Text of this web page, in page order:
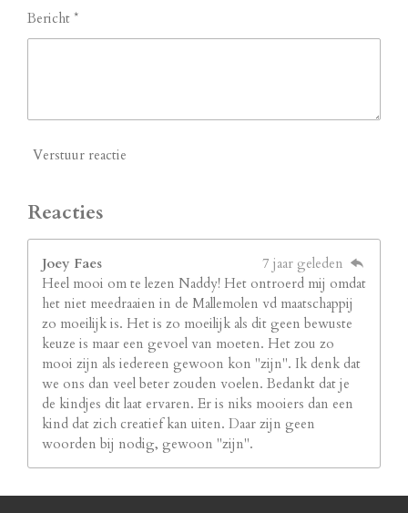
Bericht *
Verstuur reactie
Reacties
Joey Faes
7 jaar geleden
Heel mooi om te lezen Naddy! Het ontroerd mij omdat
het niet meedraaien in de Mallemolen vd maatschappij
zo moeilijk is. Het is zo moeilijk als dit geen bewuste
keuze is maar een gevoel van moeten. Het zou zo
mooi zijn als iedereen gewoon kon "zijn". Ik denk dat
we ons dan veel beter zouden voelen. Bedankt dat je
de kindjes dit laat ervaren. Er is niks mooiers dan een
kind dat zich creatief kan uiten. Daar zijn geen
woorden bij nodig, gewoon "zijn".